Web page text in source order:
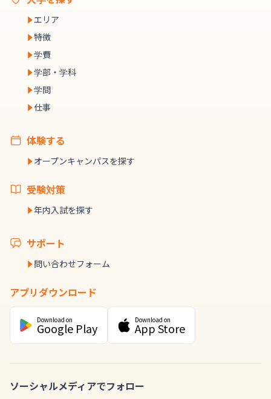
エリア
特徴
学費
学部・学科
学問
仕事
体験する
オープンキャンパスを探す
受験対策
年内入試を探す
サポート
問い合わせフォーム
アプリダウンロード
Download on
Google Play
Download on
App Store
ソーシャルメディアでフォロー